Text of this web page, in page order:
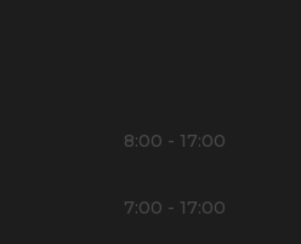
8:00 - 17:00
7:00 - 17:00